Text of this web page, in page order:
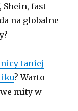
Shein, fast
na globalne
taniej
? Warto
mity w